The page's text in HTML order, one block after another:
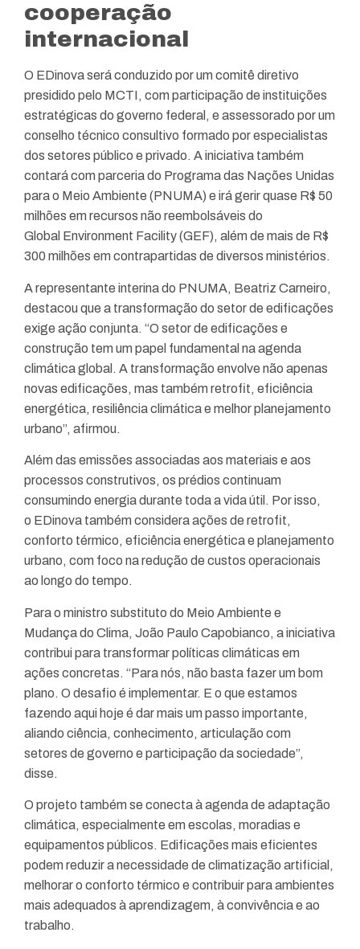
cooperação
internacional
O EDinova será conduzido por um comitê diretivo
presidido pelo MCTI, com participação de instituições
estratégicas do governo federal, e assessorado por um
conselho técnico consultivo formado por especialistas
dos setores público e privado. A iniciativa também
contará com parceria do Programa das Nações Unidas
para o Meio Ambiente (PNUMA) e irá gerir quase R$ 50
milhões em recursos não reembolsáveis do
Global Environment Facility (GEF), além de mais de R$
300 milhões em contrapartidas de diversos ministérios.
A representante interina do PNUMA, Beatriz Carneiro,
destacou que a transformação do setor de edificações
exige ação conjunta. “O setor de edificações e
construção tem um papel fundamental na agenda
climática global. A transformação envolve não apenas
novas edificações, mas também retrofit, eficiência
energética, resiliência climática e melhor planejamento
urbano”, afirmou.
Além das emissões associadas aos materiais e aos
processos construtivos, os prédios continuam
consumindo energia durante toda a vida útil. Por isso,
o EDinova também considera ações de retrofit,
conforto térmico, eficiência energética e planejamento
urbano, com foco na redução de custos operacionais
ao longo do tempo.
Para o ministro substituto do Meio Ambiente e
Mudança do Clima, João Paulo Capobianco, a iniciativa
contribui para transformar políticas climáticas em
ações concretas. “Para nós, não basta fazer um bom
plano. O desafio é implementar. E o que estamos
fazendo aqui hoje é dar mais um passo importante,
aliando ciência, conhecimento, articulação com
setores de governo e participação da sociedade”,
disse.
O projeto também se conecta à agenda de adaptação
climática, especialmente em escolas, moradias e
equipamentos públicos. Edificações mais eficientes
podem reduzir a necessidade de climatização artificial,
melhorar o conforto térmico e contribuir para ambientes
mais adequados à aprendizagem, à convivência e ao
trabalho.